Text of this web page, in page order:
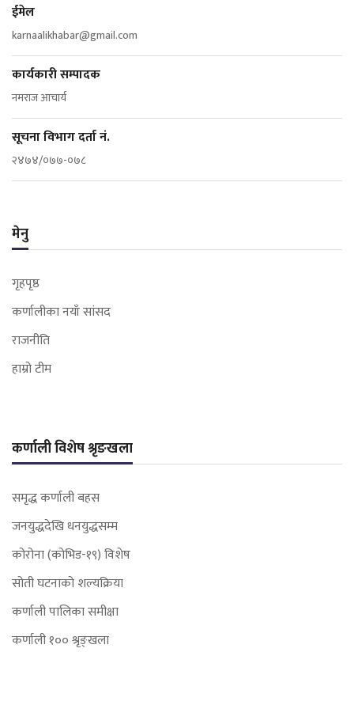
ईमेल
karnaalikhabar@gmail.com
कार्यकारी सम्पादक
नमराज आचार्य
सूचना विभाग दर्ता नं.
२४७४/०७७-०७८
मेनु
गृहपृष्ठ
कर्णालीका नयाँ सांसद
राजनीति
हाम्रो टीम
कर्णाली विशेष श्रृङखला
समृद्ध कर्णाली बहस
जनयुद्धदेखि धनयुद्धसम्म
कोरोना (कोभिड-१९) विशेष
सोती घटनाको शल्यक्रिया
कर्णाली पालिका समीक्षा
कर्णाली १०० श्रृङ्खला